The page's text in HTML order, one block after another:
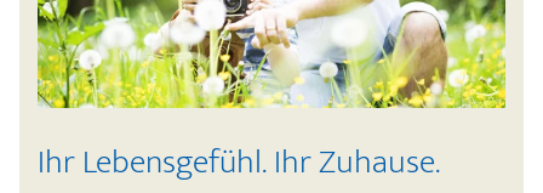
Ihr Lebensgefühl. Ihr Zuhause.